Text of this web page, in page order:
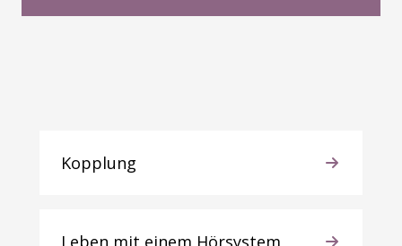
Kopplung
Leben mit einem Hörsystem